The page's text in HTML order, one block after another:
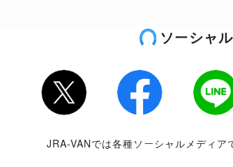
ソーシャ
Twitter LINE
JRA-VANでは各種ソーシャルメディア